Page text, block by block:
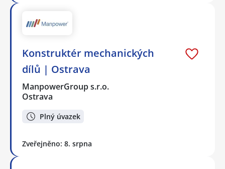
Konstruktér mechanických
dílů | Ostrava
ManpowerGroup s.r.o.
Ostrava
Plný úvazek
Zveřejněno: 8. srpna